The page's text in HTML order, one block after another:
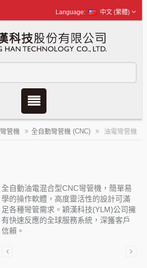
中文 (繁體)
彎管機 全自動彎管機 (CNC) 油電彎管機
全自動油電混合型CNC彎管機，簡單易
學的操作軟體，高度靈活性的設計可滿
足各種彎管需求。穎漢科技(YLM)公司擁
有快速反應的全球服務系統，深獲客戶
信賴。